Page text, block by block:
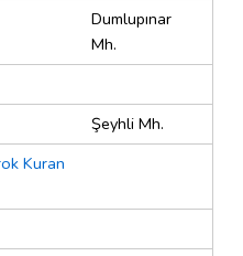
Dumlupınar
Mh.
Şeyhli Mh.
Kuran